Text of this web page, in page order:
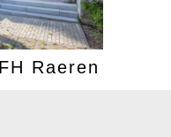
Raeren